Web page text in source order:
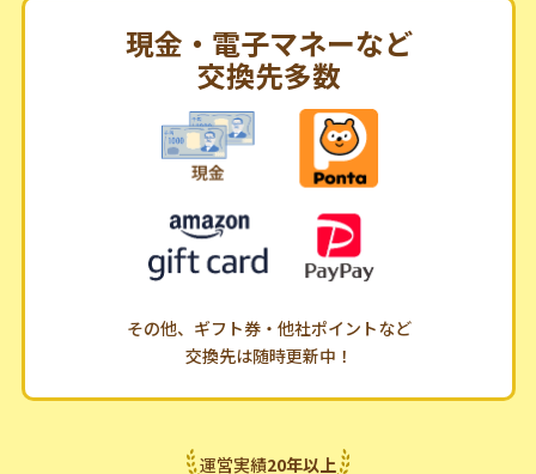
現金・電子マネーなど
交換先多数
その他、ギフト券・他社ポイントなど